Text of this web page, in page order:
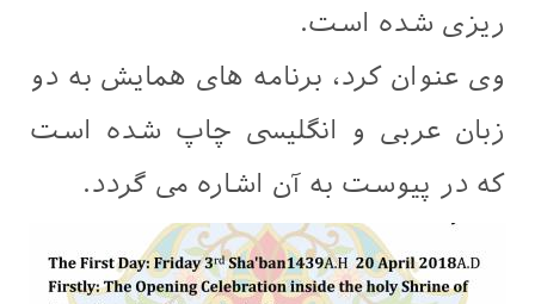
ریزی شده است.
وی عنوان کرد، برنامه های همایش به دو
زبان عربی و انگليسی چاپ شده است
که در پیوست به آن اشاره می گردد.